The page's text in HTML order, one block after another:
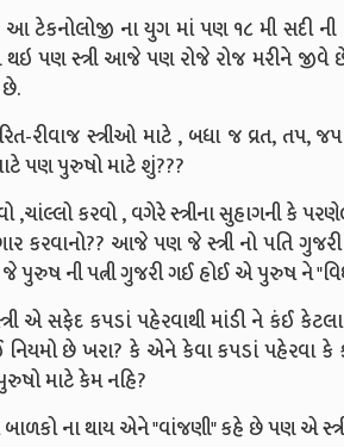
ટેકનોલોજી ના યુગ માં પણ ૧૮ મી સદી ની
પણ સ્ત્રી આજે પણ રોજે રોજ મરીને જીવે
રીવાજ સ્ત્રીઓ માટે , બધા જ વ્રત, તપ,
પણ પુરુષો માટે શું???
,ચાંલ્લો કરવો , વગેરે સ્ત્રીના સુહાગની કે
કરવાનો?? આજે પણ જે સ્ત્રી નો પતિ
પુરુષ ની પત્ની ગુજરી ગઈ હોઈ એ પુરુષ ને
એ સફેદ કપડાં પહેરવાથી માંડી ને કંઈ
નિયમો છે ખરા? કે એને કેવા કપડાં પહેરવા કે
માટે કેમ નહિ?
બાળકો ના થાય એને "વાંજણી" કહે છે પણ એ